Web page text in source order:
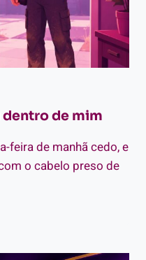
de mim
feira de manhã cedo, e
o cabelo preso de